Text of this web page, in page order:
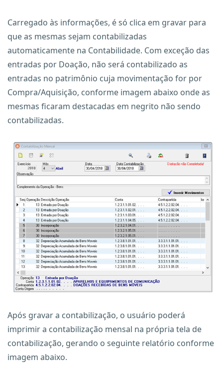
Carregado às informações, é só clica em gravar para
que as mesmas sejam contabilizadas
automaticamente na Contabilidade. Com exceção das
entradas por Doação, não será contabilizado as
entradas no patrimônio cuja movimentação for por
Compra/Aquisição, conforme imagem abaixo onde as
mesmas ficaram destacadas em negrito não sendo
contabilizadas.
Após gravar a contabilização, o usuário poderá
imprimir a contabilização mensal na própria tela de
contabilização, gerando o seguinte relatório conforme
imagem abaixo.